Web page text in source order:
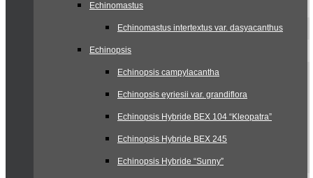
Echinomastus
Echinomastus intertextus var. dasyacanthus
Echinopsis
Echinopsis campylacantha
Echinopsis eyriesii var. grandiflora
Echinopsis Hybride BEX 104 “Kleopatra”
Echinopsis Hybride BEX 245
Echinopsis Hybride “Sunny”